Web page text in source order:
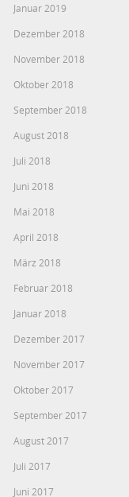
Januar 2019
Dezember 2018
November 2018
Oktober 2018
September 2018
August 2018
Juli 2018
Juni 2018
Mai 2018
April 2018
März 2018
Februar 2018
Januar 2018
Dezember 2017
November 2017
Oktober 2017
September 2017
August 2017
Juli 2017
Juni 2017